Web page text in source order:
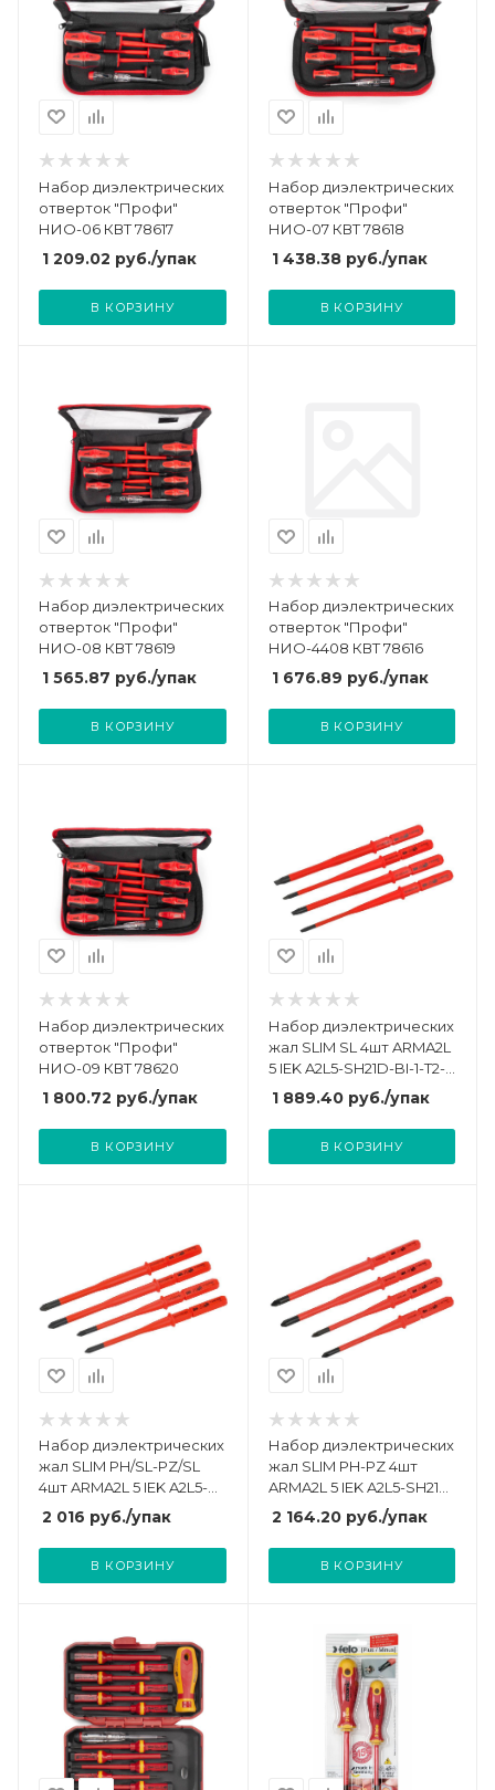
Набор диэлектрических
отверток "Профи"
НИО-06 КВТ 78617
1 209.02 руб./упак
В КОРЗИНУ
Набор диэлектрических
отверток "Профи"
НИО-07 КВТ 78618
1 438.38руб./упак
В КОРЗИНУ
Набор диэлектрических
отверток "Профи"
НИО-08 КВТ 78619
1 565.87 руб./упак
В КОРЗИНУ
Набор диэлектрических
отверток "Профи"
НИО-4408 КВТ 78616
1 676.89 руб./упак
В КОРЗИНУ
Набор диэлектрических
отверток "Профи"
НИО-09 КВТ 78620
1 800.72 руб./упак
В КОРЗИНУ
Набор диэлектрических
жал SLIM SL 4шт ARMA2L
5 IEK A2L5-SH21D-BI-1-T2-
104
1 889.40руб./упак
В КОРЗИНУ
Набор диэлектрических
жал SLIM PH/SL-PZ/SL
4шт ARMA2L 5 IEK A2L5-
SH21D-BI-1-T2-304
2 016 руб./упак
В КОРЗИНУ
Набор диэлектрических
жал SLIM PH-PZ 4шт
ARMA2L 5 IEK A2L5-SH21D-
BI-1-T2-204
2 164.20руб./упак
В КОРЗИНУ